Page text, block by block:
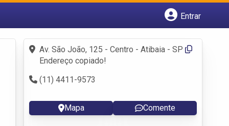
Entrar
Fazer login
Criar conta
Av. São João, 125 - Centro - Atibaia - SP
Endereço copiado!
(11) 4411-9573
Mapa Comente